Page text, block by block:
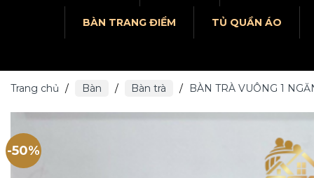
BÀN TRANG ĐIỂM TỦ QUẦN ÁO
Trang chủ / Bàn / Bàn trà / BÀN TRÀ VUÔNG 1
-50%